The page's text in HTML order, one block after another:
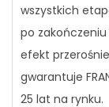
wszystkich
po
efekt
gwarantuje
25 lat na rynku.